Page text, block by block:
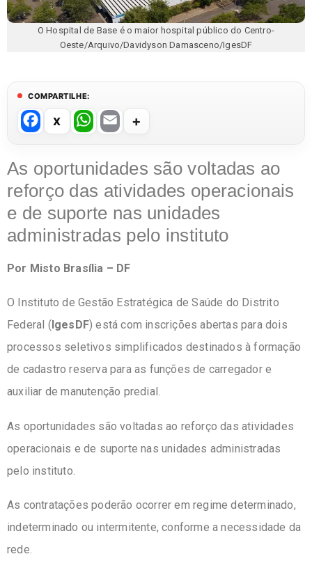
O Hospital de Base é o maior hospital público do Centro-
Oeste/Arquivo/Davidyson Damasceno/IgesDF
COMPARTILHE:
F
a
c
e
b
o
k
W
h
at
s
A
p
E
ail
As oportunidades são voltadas ao
reforço das atividades operacionais
e de suporte nas unidades
administradas pelo instituto
Por Misto Brasília – DF
O Instituto de Gestão Estratégica de Saúde do Distrito
Federal ( IgesDF) está com inscrições abertas para dois
processos seletivos simplificados destinados à formação
de cadastro reserva para as funções de carregador e
auxiliar de manutenção predial.
As oportunidades são voltadas ao reforço das atividades
operacionais e de suporte nas unidades administradas
pelo instituto.
As contratações poderão ocorrer em regime determinado,
indeterminado ou intermitente, conforme a necessidade da
rede.